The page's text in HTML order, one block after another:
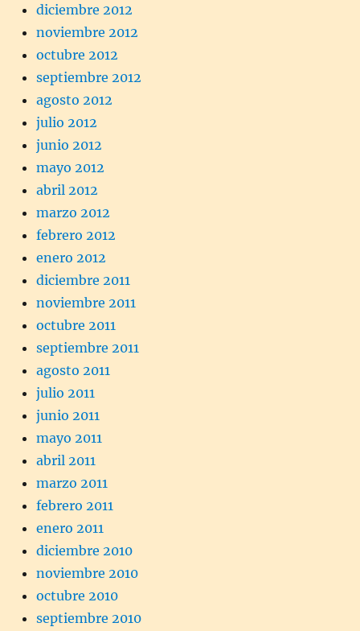
diciembre 2012
noviembre 2012
octubre 2012
septiembre 2012
agosto 2012
julio 2012
junio 2012
mayo 2012
abril 2012
marzo 2012
febrero 2012
enero 2012
diciembre 2011
noviembre 2011
octubre 2011
septiembre 2011
agosto 2011
julio 2011
junio 2011
mayo 2011
abril 2011
marzo 2011
febrero 2011
enero 2011
diciembre 2010
noviembre 2010
octubre 2010
septiembre 2010